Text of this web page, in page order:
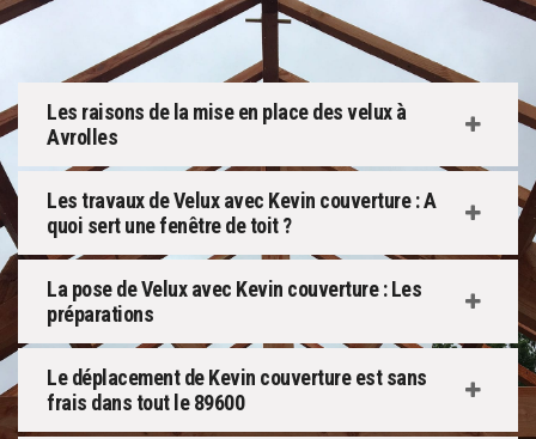
Les raisons de la mise en place des velux à
Avrolles
Les travaux de Velux avec Kevin couverture : A
quoi sert une fenêtre de toit ?
La pose de Velux avec Kevin couverture : Les
préparations
Le déplacement de Kevin couverture est sans
frais dans tout le 89600